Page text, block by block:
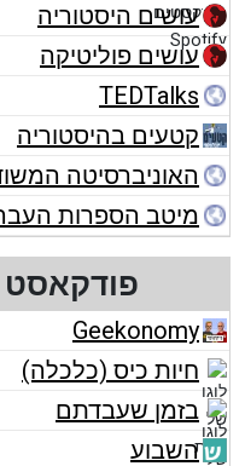
עושים היסטוריה
עושים פוליטיקה
TEDTalks
קטעים בהיסטוריה
האוניברסיטה
מיטב הספרות
פודקאסט
Geekonomy
חיות כיס (כלכלה)
בזמן שעבדתם
השבוע